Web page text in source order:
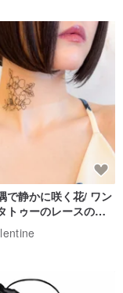
で静かに咲く花/ ワン
トゥーのレースのチ